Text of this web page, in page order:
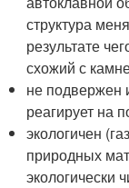
структура
результате
схожий с
не подвержен
реагирует на
экологичен
природных
экологически